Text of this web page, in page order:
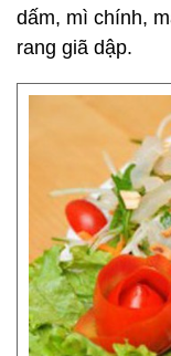
dấm, mì chính,
rang giã dập.